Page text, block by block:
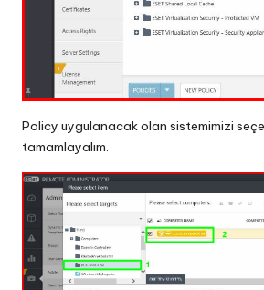
Policy uygulanacak olan sistemimizi
tamamlayalım.